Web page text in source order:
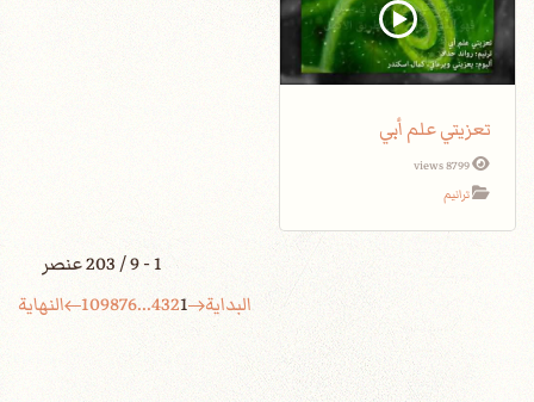
تعزيتي علم أبي
8799 views
ترانيم
1 - 9 / 203 عنصر
البداية
1
2
3
4
...
6
7
8
9
10 النهاية